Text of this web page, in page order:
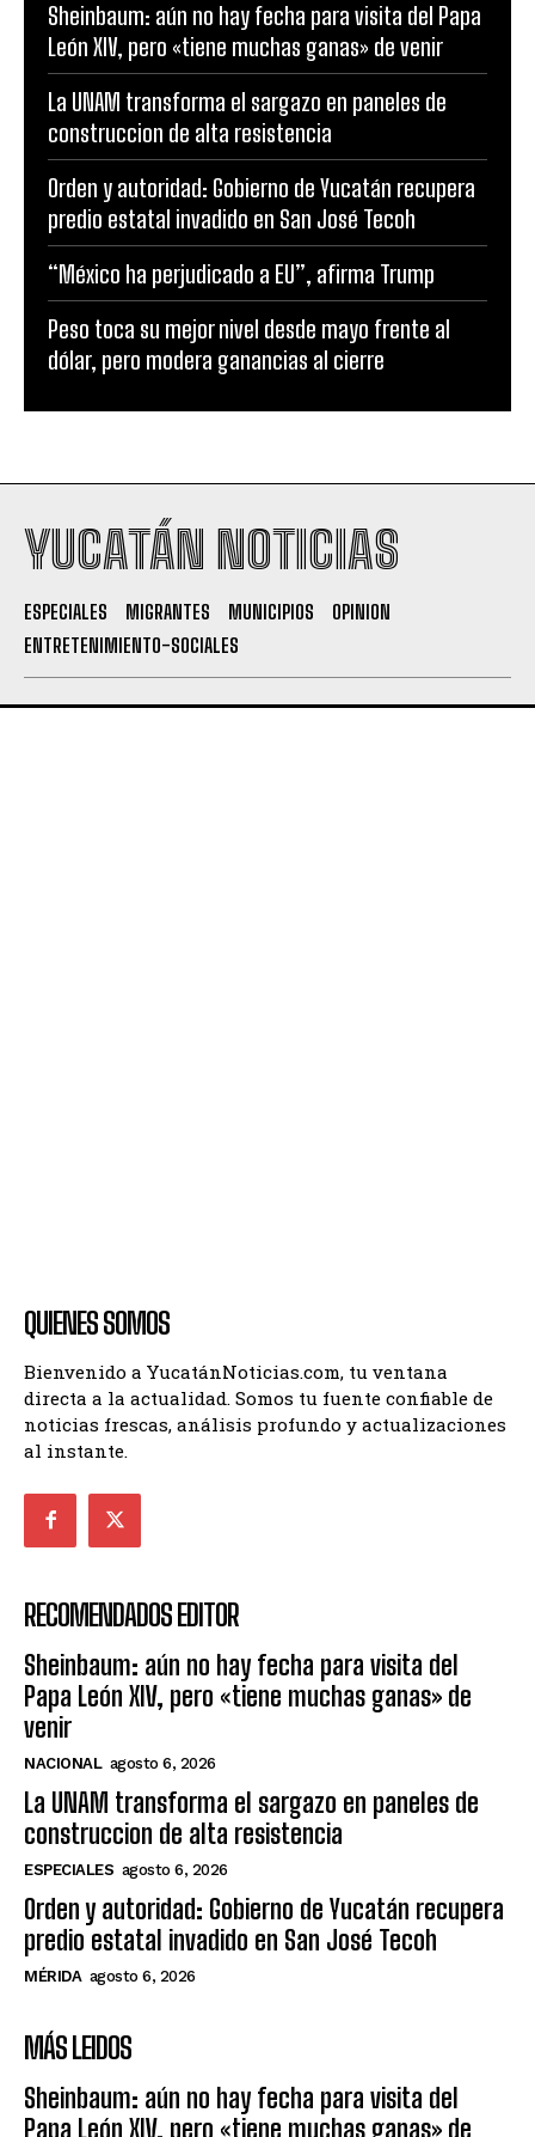
Sheinbaum: aún no hay fecha para visita del Papa
León XIV, pero «tiene muchas ganas» de venir
La UNAM transforma el sargazo en paneles de
construccion de alta resistencia
Orden y autoridad: Gobierno de Yucatán recupera
predio estatal invadido en San José Tecoh
“México ha perjudicado a EU”, afirma Trump
Peso toca su mejor nivel desde mayo frente al
dólar, pero modera ganancias al cierre
YUCATÁN NOTICIAS
ESPECIALES MIGRANTES MUNICIPIOS
OPINION
ENTRETENIMIENTO-SOCIALES
QUIENES SOMOS
Bienvenido a YucatánNoticias.com, tu ventana
directa a la actualidad. Somos tu fuente confiable de
noticias frescas, análisis profundo y actualizaciones
al instante.
RECOMENDADOS EDITOR
Sheinbaum: aún no hay fecha para visita del
Papa León XIV, pero «tiene muchas ganas» de
venir
NACIONAL agosto 6, 2026
La UNAM transforma el sargazo en paneles de
construccion de alta resistencia
ESPECIALES agosto 6, 2026
Orden y autoridad: Gobierno de Yucatán recupera
predio estatal invadido en San José Tecoh
MÉRIDA agosto 6, 2026
MÁS LEIDOS
Sheinbaum: aún no hay fecha para visita del
Papa León XIV, pero «tiene muchas ganas» de